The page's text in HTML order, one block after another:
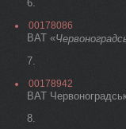
6.
00178086
ВАТ «
7.
00178942
ВАТ
8.